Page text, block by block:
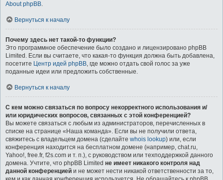
About phpBB.
Вернуться к началу
Почему здесь нет такой-то функции?
Это программное обеспечение было создано и лицензировано phpBB
Limited. Если вы считаете, что какая-то функция должна быть добавлена,
посетите Центр идей phpBB, где можно отдать свой голос за уже
поданные идеи или предложить собственные.
Вернуться к началу
С кем можно связаться по вопросу некорректного использования и/
или юридических вопросов, связанных с этой конференцией?
Вы можете связаться с любым из администраторов, перечисленных в
списке на странице «Наша команда». Если вы не получили ответа,
свяжитесь с владельцем домена (сделайте whois lookup) или, если
конференция находится на бесплатном домене (например, chat.ru,
Yahoo!, free.fr, f2s.com и т. п.), с руководством или техподдержкой данного
домена. Учтите, что phpBB Limited не имеет никакого контроля над
данной конференцией и не может нести никакой ответственности за то,